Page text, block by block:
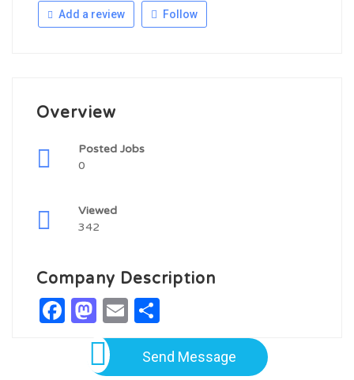
Add a review Follow
Overview
Posted Jobs
0
Viewed
342
Company Description
Facebook
Mastodon
Email
Send Message